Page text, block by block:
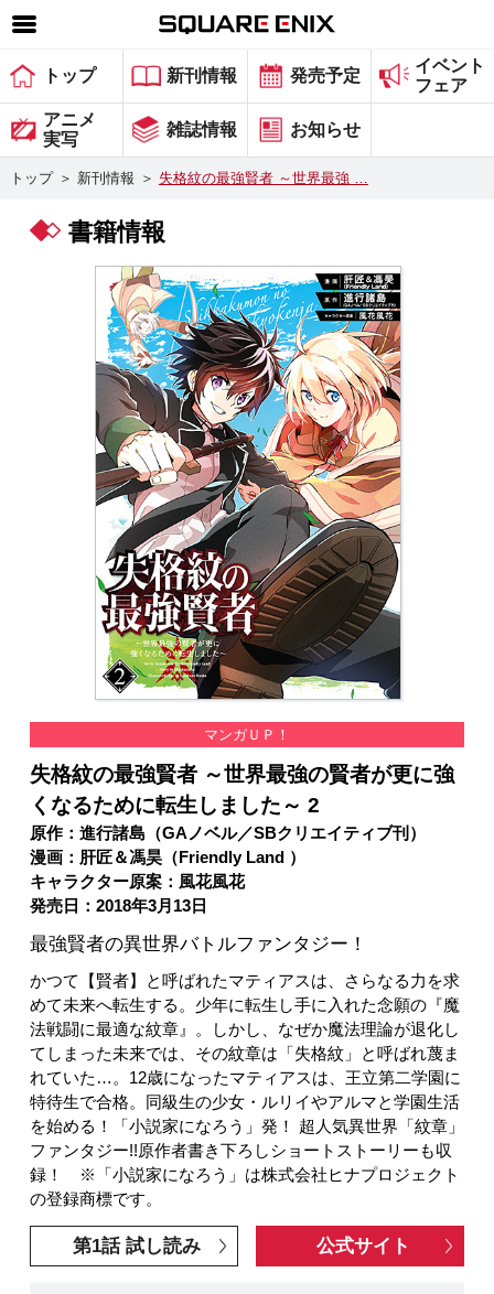
SQUARE ENIX 公式サイトメニュー
ゲーム
マガジン＆ブックス
グッズ
会社情報 採用情報
スクウェア・エニックス サイト内検索
トップ 新刊情報 発売予定
イベント
フェア
アニメ
実写
雑誌情報 お知らせ
トップ ＞ 新刊情報 ＞ 失格紋の最強賢者 ～世界最強 …
書籍情報
マンガＵＰ！
失格紋の最強賢者 ～世界最強の賢者が更に強
くなるために転生しました～ 2
原作：進行諸島（GAノベル／SBクリエイティブ刊）
漫画：肝匠＆馮昊（Friendly Land ）
キャラクター原案：風花風花
発売日：2018年3月13日
最強賢者の異世界バトルファンタジー！
かつて【賢者】と呼ばれたマティアスは、さらなる力を求
めて未来へ転生する。少年に転生し手に入れた念願の『魔
法戦闘に最適な紋章』。しかし、なぜか魔法理論が退化し
てしまった未来では、その紋章は「失格紋」と呼ばれ蔑ま
れていた…。12歳になったマティアスは、王立第二学園に
特待生で合格。同級生の少女・ルリイやアルマと学園生活
を始める！「小説家になろう」発！ 超人気異世界「紋章」
ファンタジー!!原作者書き下ろしショートストーリーも収
録！ ※「小説家になろう」は株式会社ヒナプロジェクト
の登録商標です。
第1話 試し読み 公式サイト